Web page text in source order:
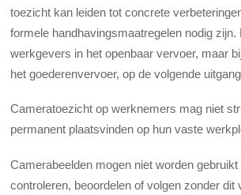
toezicht kan leiden tot concrete
formele handhavingsmaatregelen nodig zijn.
werkgevers in het openbaar vervoer, maar
het goederenvervoer, op de volgende
Cameratoezicht op werknemers mag niet
permanent plaatsvinden op hun vaste
Camerabeelden mogen niet worden
controleren, beoordelen of volgen zonder dit